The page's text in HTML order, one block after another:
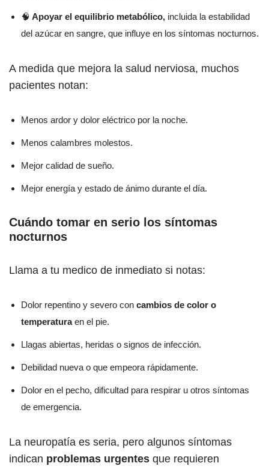
🧠 Apoyar el equilibrio metabólico, incluida la estabilidad
del azúcar en sangre, que influye en los síntomas nocturnos.
A medida que mejora la salud nerviosa, muchos
pacientes notan:
Menos ardor y dolor eléctrico por la noche.
Menos calambres molestos.
Mejor calidad de sueño.
Mejor energía y estado de ánimo durante el día.
Cuándo tomar en serio los síntomas
nocturnos
Llama a tu medico de inmediato si notas:
Dolor repentino y severo con cambios de color o
temperaturaen el pie.
Llagas abiertas, heridas o signos de infección.
Debilidad nueva o que empeora rápidamente.
Dolor en el pecho, dificultad para respirar u otros síntomas
de emergencia.
La neuropatía es seria, pero algunos síntomas
indican problemas urgentes que requieren